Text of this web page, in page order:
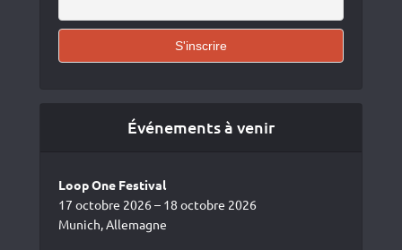
Événements à venir
Loop One Festival
17 octobre 2026 – 18 octobre 2026
Munich, Allemagne